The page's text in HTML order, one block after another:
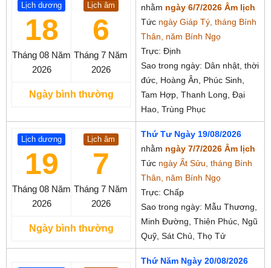
Lịch dương
18
Tháng 08 Năm
2026
Lịch âm
6
Tháng 7 Năm
2026
Ngày bình thường
nhằm ngày 6/7/2026 Âm lịch
Tức ngày Giáp Tý, tháng Bính
Thân, năm Bính Ngọ
Trực: Định
Sao trong ngày: Dân nhật, thời
đức, Hoàng Ân, Phúc Sinh,
Tam Hợp, Thanh Long, Đại
Hao, Trùng Phục
Lịch dương
19
Tháng 08 Năm
2026
Lịch âm
7
Tháng 7 Năm
2026
Ngày bình thường
Thứ Tư Ngày 19/08/2026
nhằm ngày 7/7/2026 Âm lịch
Tức ngày Ất Sửu, tháng Bính
Thân, năm Bính Ngọ
Trực: Chấp
Sao trong ngày: Mẫu Thương,
Minh Đường, Thiên Phúc, Ngũ
Quỹ, Sát Chủ, Thọ Tử
Thứ Năm Ngày 20/08/2026